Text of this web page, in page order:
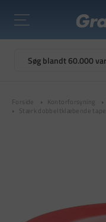
Forside Kontorforsyning
Stærk dobbeltklæbende tape